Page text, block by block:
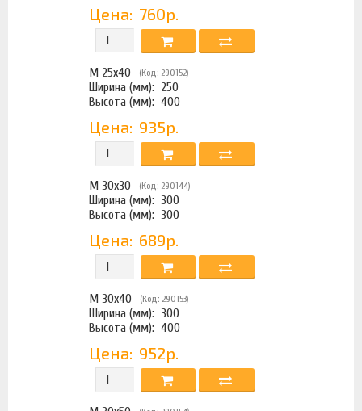
Цена: 760р.
М 25х40 (Код: 290152)
Ширина (мм): 250
Высота (мм): 400
Цена: 935р.
М 30х30 (Код: 290144)
Ширина (мм): 300
Высота (мм): 300
Цена: 689р.
М 30х40 (Код: 290153)
Ширина (мм): 300
Высота (мм): 400
Цена: 952р.